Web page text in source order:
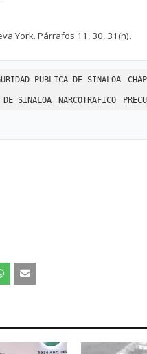
York. Párrafos 11, 30, 31(h).
PUBLICA DE SINALOA
SINALOA NARCOTRAFICO